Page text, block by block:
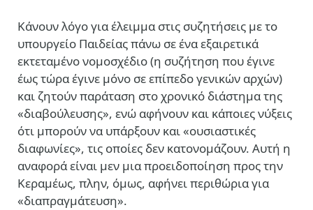
Κάνουν λόγο για έλειμμα στις συζητήσεις με το
υπουργείο Παιδείας πάνω σε ένα εξαιρετικά
εκτεταμένο νομοσχέδιο (η συζήτηση που έγινε
έως τώρα έγινε μόνο σε επίπεδο γενικών αρχών)
και ζητούν παράταση στο χρονικό διάστημα της
«διαβούλευσης», ενώ αφήνουν και κάποιες νύξεις
ότι μπορούν να υπάρξουν και «ουσιαστικές
διαφωνίες», τις οποίες δεν κατονομάζουν. Αυτή η
αναφορά είναι μεν μια προειδοποίηση προς την
Κεραμέως, πλην, όμως, αφήνει περιθώρια για
«διαπραγμάτευση».